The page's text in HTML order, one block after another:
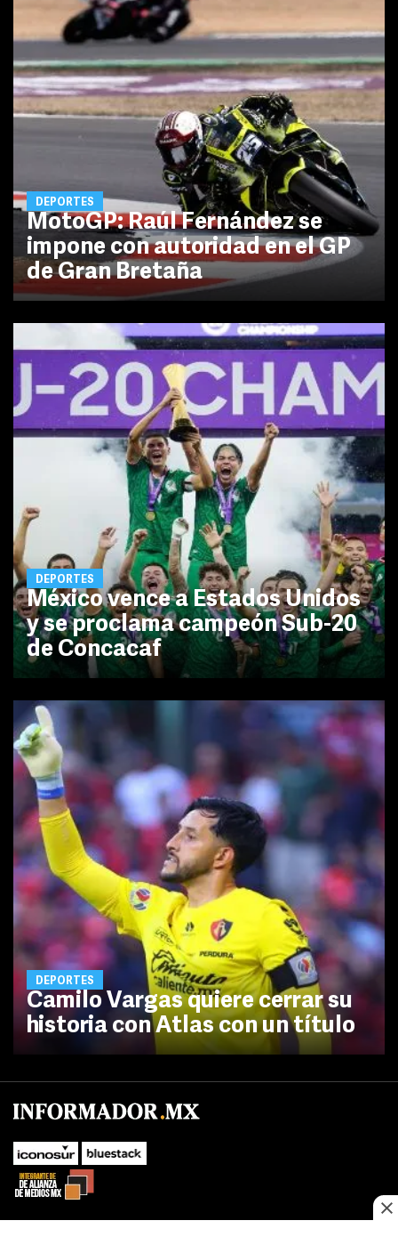
DEPORTES
MotoGP: Raúl Fernández se
impone con autoridad en el GP
de Gran Bretaña
DEPORTES
México vence a Estados Unidos
y se proclama campeón Sub-20
de Concacaf
DEPORTES
Camilo Vargas quiere cerrar su
historia con Atlas con un título